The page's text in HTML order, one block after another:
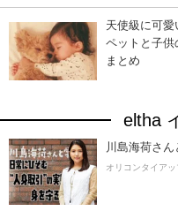
天使級に可愛
ペットと子
まとめ
eltha
川島海荷さん
オリコンタイア